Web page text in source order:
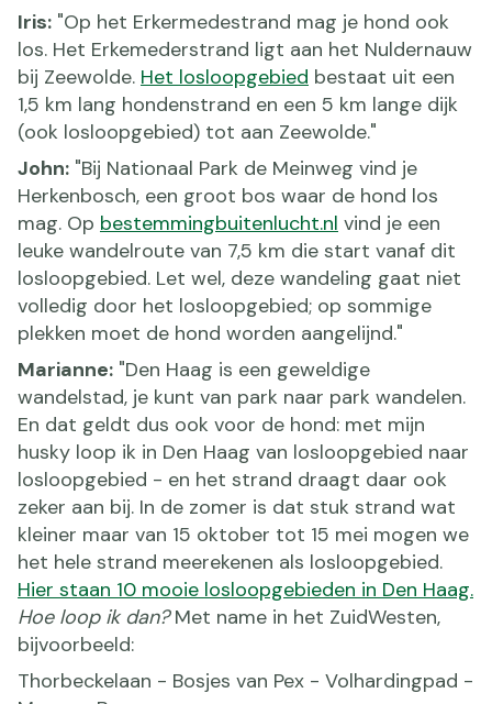
Iris: "Op het Erkermedestrand mag je hond ook
los. Het Erkemederstrand ligt aan het Nuldernauw
bij Zeewolde. Het losloopgebied bestaat uit een
1,5 km lang hondenstrand en een 5 km lange dijk
(ook losloopgebied) tot aan Zeewolde."
John: "Bij Nationaal Park de Meinweg vind je
Herkenbosch, een groot bos waar de hond los
mag. Op bestemmingbuitenlucht.nl vind je een
leuke wandelroute van 7,5 km die start vanaf dit
losloopgebied. Let wel, deze wandeling gaat niet
volledig door het losloopgebied; op sommige
plekken moet de hond worden aangelijnd."
Marianne: "Den Haag is een geweldige
wandelstad, je kunt van park naar park wandelen.
En dat geldt dus ook voor de hond: met mijn
husky loop ik in Den Haag van losloopgebied naar
losloopgebied - en het strand draagt daar ook
zeker aan bij. In de zomer is dat stuk strand wat
kleiner maar van 15 oktober tot 15 mei mogen we
het hele strand meerekenen als losloopgebied.
Hier staan 10 mooie losloopgebieden in Den Haag.
Hoe loop ik dan?Met name in het ZuidWesten,
bijvoorbeeld:
Thorbeckelaan - Bosjes van Pex - Volhardingpad -